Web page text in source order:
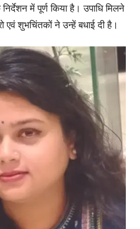
निर्देशन में पूर्ण किया है। उपाधि मिलने
एवं शुभचिंतकों ने उन्हें बधाई दी है।